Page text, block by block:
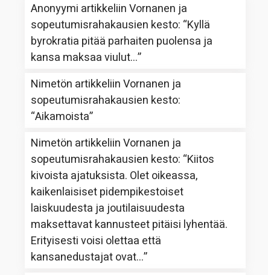
Anonyymi artikkeliinVornanen ja
sopeutumisrahakausien kesto: “Kyllä
byrokratia pitää parhaiten puolensa ja
kansa maksaa viulut…”
Nimetön artikkeliinVornanen ja
sopeutumisrahakausien kesto:
“Aikamoista”
Nimetön artikkeliinVornanen ja
sopeutumisrahakausien kesto: “Kiitos
kivoista ajatuksista. Olet oikeassa,
kaikenlaisiset pidempikestoiset
laiskuudesta ja joutilaisuudesta
maksettavat kannusteet pitäisi lyhentää.
Erityisesti voisi olettaa että
kansanedustajat ovat…”